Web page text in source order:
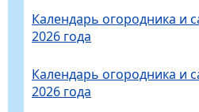
Календарь огородника и
2026 года
Календарь огородника и
2026 года